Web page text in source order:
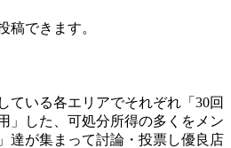
稿できます。
ている各エリアでそれぞれ「30回
」した、可処分所得の多くをメン
達が集まって討論・投票し優良店